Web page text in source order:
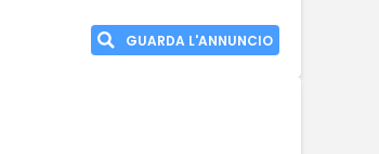
GUARDA L'ANNUNCIO